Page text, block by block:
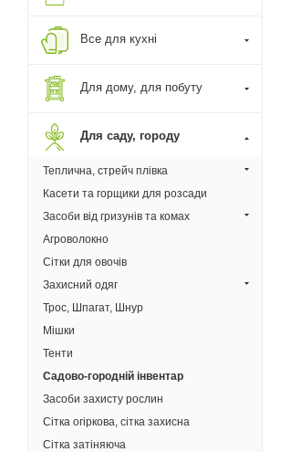
Все для кухні
Для дому, для побуту
Для саду, городу
Теплична, стрейч плівка
Касети та горщики для розсади
Засоби від гризунів та комах
Агроволокно
Сітки для овочів
Захисний одяг
Трос, Шпагат, Шнур
Мішки
Тенти
Садово-городній інвентар
Засоби захисту рослин
Сітка огіркова, сітка захисна
Сітка затіняюча